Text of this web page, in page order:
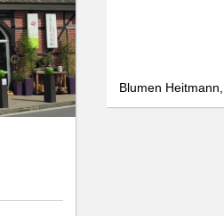
Blumen
essential